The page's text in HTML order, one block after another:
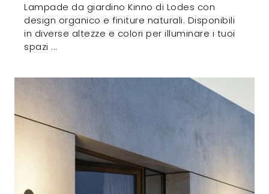
Lampade da giardino Kinno di Lodes con
design organico e finiture naturali. Disponibili
in diverse altezze e colori per illuminare i tuoi
spazi ...